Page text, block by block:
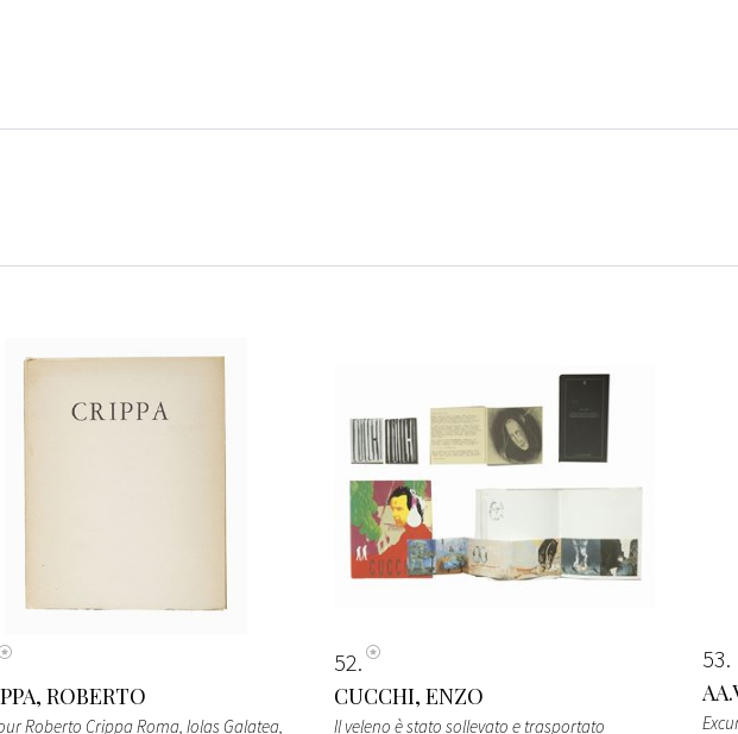
ROBERTO
Roberto Crippa Roma, Iolas Galatea,
52
CUCCHI, ENZO
Il veleno è stato sollevato e trasportato
53